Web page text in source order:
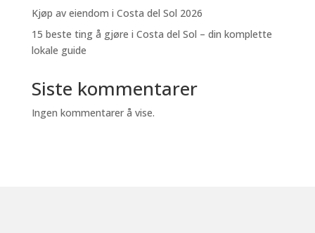
Kjøp av eiendom i Costa del Sol 2026
15 beste ting å gjøre i Costa del Sol – din komplette
lokale guide
Siste kommentarer
Ingen kommentarer å vise.